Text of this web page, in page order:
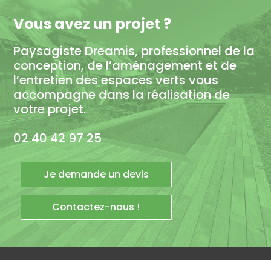
Vous avez un projet ?
Paysagiste Dreamis, professionnel de la
conception, de l’aménagement et de
l’entretien des espaces verts vous
accompagne dans la réalisation de
votre projet.
02 40 42 97 25
Je demande un devis
Contactez-nous !